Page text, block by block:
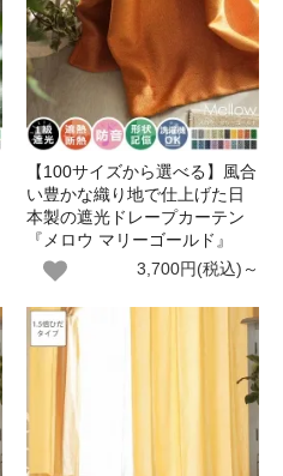
【100サイズから選べる】風合
い豊かな織り地で仕上げた日
本製の遮光ドレープカーテン
『メロウ マリーゴールド』
3,700円(税込)～